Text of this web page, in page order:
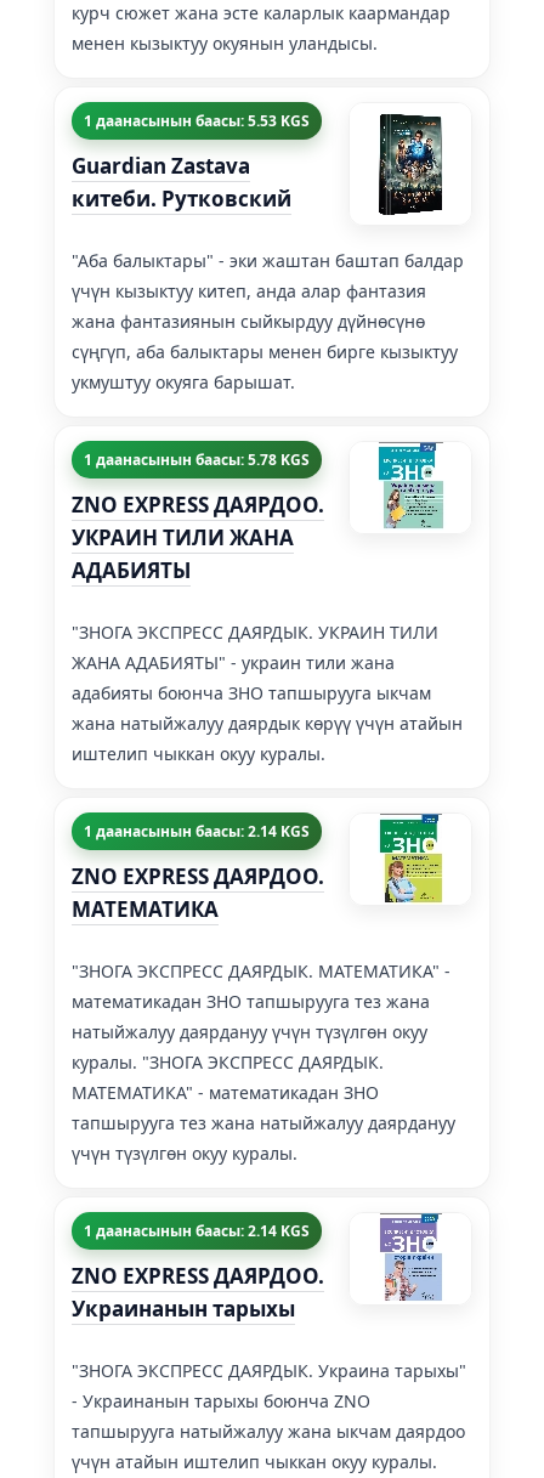
курч сюжет жана эсте каларлык каармандар
менен кызыктуу окуянын уландысы.
1 даанасынын баасы: 5.53 KGS
Guardian Zastava
китеби. Рутковский
"Аба балыктары" - эки жаштан баштап балдар
үчүн кызыктуу китеп, анда алар фантазия
жана фантазиянын сыйкырдуу дүйнөсүнө
сүңгүп, аба балыктары менен бирге кызыктуу
укмуштуу окуяга барышат.
1 даанасынын баасы: 5.78 KGS
ZNO EXPRESS ДАЯРДОО.
УКРАИН ТИЛИ ЖАНА
АДАБИЯТЫ
"ЗНОГА ЭКСПРЕСС ДАЯРДЫК. УКРАИН ТИЛИ
ЖАНА АДАБИЯТЫ" - украин тили жана
адабияты боюнча ЗНО тапшырууга ыкчам
жана натыйжалуу даярдык көрүү үчүн атайын
иштелип чыккан окуу куралы.
1 даанасынын баасы: 2.14 KGS
ZNO EXPRESS ДАЯРДОО.
МАТЕМАТИКА
"ЗНОГА ЭКСПРЕСС ДАЯРДЫК. МАТЕМАТИКА" -
математикадан ЗНО тапшырууга тез жана
натыйжалуу даярдануу үчүн түзүлгөн окуу
куралы. "ЗНОГА ЭКСПРЕСС ДАЯРДЫК.
МАТЕМАТИКА" - математикадан ЗНО
тапшырууга тез жана натыйжалуу даярдануу
үчүн түзүлгөн окуу куралы.
1 даанасынын баасы: 2.14 KGS
ZNO EXPRESS ДАЯРДОО.
Украинанын тарыхы
"ЗНОГА ЭКСПРЕСС ДАЯРДЫК. Украина тарыхы"
- Украинанын тарыхы боюнча ZNO
тапшырууга натыйжалуу жана ыкчам даярдоо
үчүн атайын иштелип чыккан окуу куралы.